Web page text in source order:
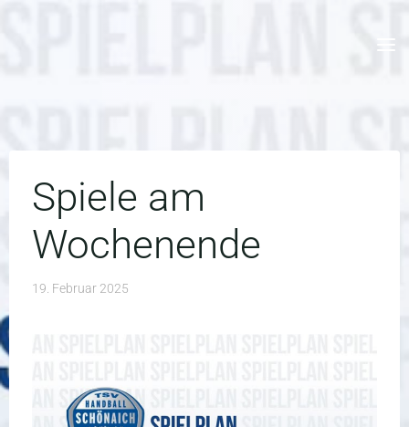
Spiele am
Wochenende
19. Februar 2025